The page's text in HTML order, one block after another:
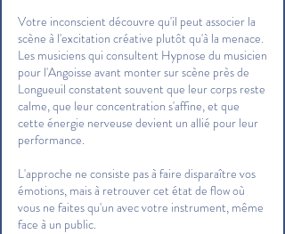
Votre inconscient découvre qu'il peut associer la
scène à l'excitation créative plutôt qu'à la menace.
Les musiciens qui consultent Hypnose du musicien
pour l'Angoisse avant monter sur scène près de
Longueuil constatent souvent que leur corps reste
calme, que leur concentration s'affine, et que
cette énergie nerveuse devient un allié pour leur
performance.
L'approche ne consiste pas à faire disparaître vos
émotions, mais à retrouver cet état de flow où
vous ne faites qu'un avec votre instrument, même
face à un public.